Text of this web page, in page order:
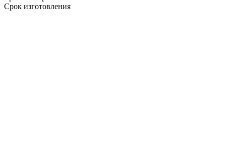
Срок изготовления